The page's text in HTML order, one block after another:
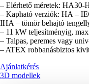
– Elérhető méretek:
– Kapható verziók: HA –
IHA – tömör behajtó
– 11 kW teljesítményig,
– Talpas, peremes vagy
– ATEX robbanásbiztos
Ajánlatkérés
3D modellek